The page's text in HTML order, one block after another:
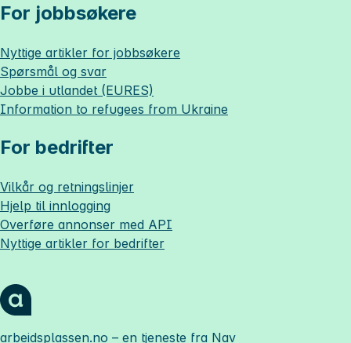
For jobbsøkere
Nyttige artikler for jobbsøkere
Spørsmål og svar
Jobbe i utlandet (EURES)
Information to refugees from Ukraine
For bedrifter
Vilkår og retningslinjer
Hjelp til innlogging
Overføre annonser med API
Nyttige artikler for bedrifter
arbeidsplassen.no – en tjeneste fra Nav